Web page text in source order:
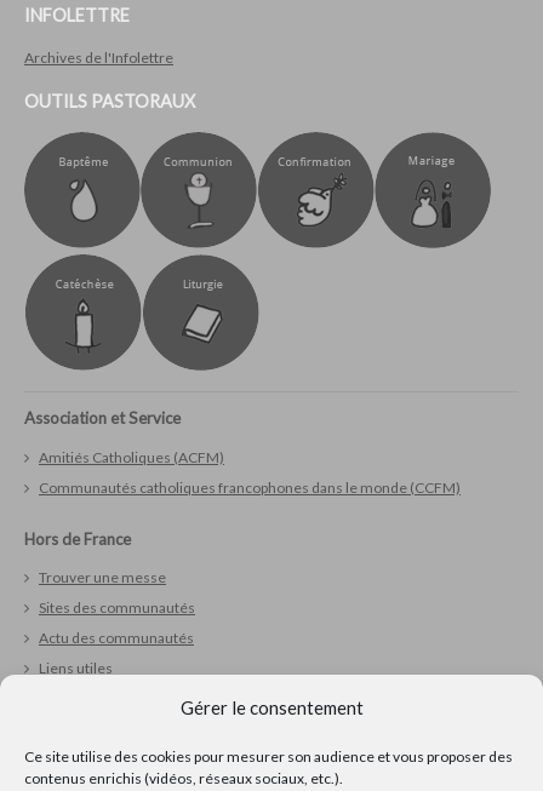
Gérer le consentement
Ce site utilise des cookies pour mesurer son audience et vous proposer des
contenus enrichis (vidéos, réseaux sociaux, etc.).
INFOLETTRE
Archives de l'Infolettre
OUTILS PASTORAUX
Association et Service
Amitiés Catholiques (ACFM)
Communautés catholiques francophones dans le monde (CCFM)
Hors de France
Trouver une messe
Sites des communautés
Actu des communautés
Liens utiles
Réfléchir